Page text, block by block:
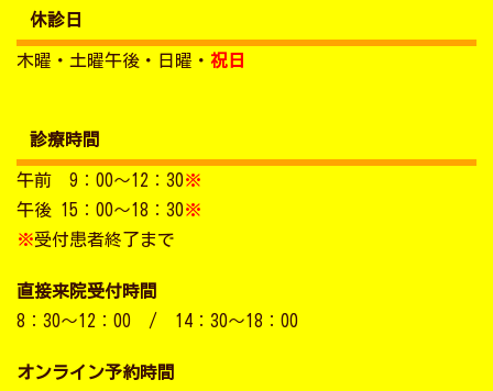
休診日
木曜・土曜午後・日曜・ 祝日
診療時間
午前 9：00～12：30※
午後 15：00～18：30※
※受付患者終了まで
直接来院受付時間
8：30～12：00 / 14：30～18：00
オンライン予約時間